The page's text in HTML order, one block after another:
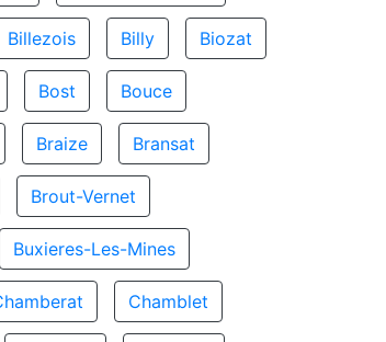
Billezois Billy Biozat
Bost Bouce
Braize Bransat
Brout-Vernet
Buxieres-Les-Mines
Chamblet